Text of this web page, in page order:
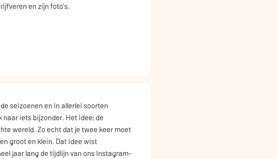
en zijn foto’s.
seizoenen en in allerlei soorten
iets bijzonder. Het idee; de
wereld. Zo echt dat je twee keer moet
groot en klein. Dat idee wist
jaar lang de tijdlijn van ons Instagram-